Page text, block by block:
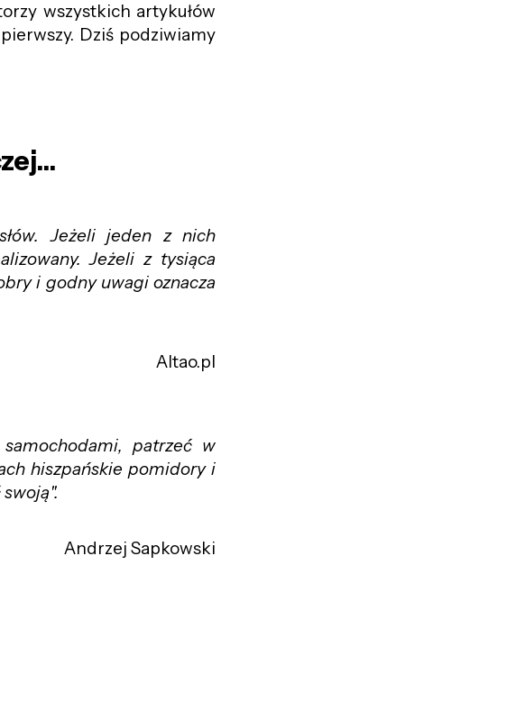
wszystkich artykułów
Dziś podziwiamy
Jeżeli jeden z nich
Jeżeli z tysiąca
i godny uwagi oznacza
Altao.pl
patrzeć w
hiszpańskie pomidory i
Andrzej Sapkowski